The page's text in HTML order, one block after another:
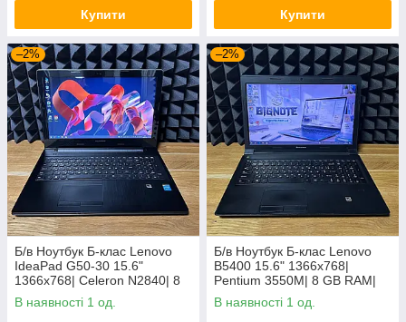
Купити Купити
–2%
Б/в Ноутбук Б-клас Lenovo
IdeaPad G50-30 15.6"
1366x768| Celeron N2840| 8
GB RAM| 128 GB SSD| HD
В наявності 1 од.
–2%
Б/в Ноутбук Б-клас Lenovo
B5400 15.6" 1366x768|
Pentium 3550M| 8 GB RAM|
128 GB SSD| HD
В наявності 1 од.